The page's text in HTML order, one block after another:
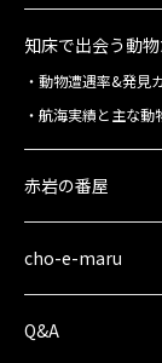
知床で出会う動
動物遭遇率&発見
航海実績と主な動
赤岩の番屋
cho-e-maru
Q&A